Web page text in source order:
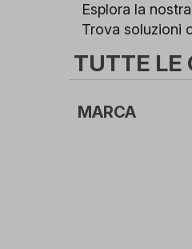
Esplora la
Trova soluzioni
TUTTE LE
MARCA